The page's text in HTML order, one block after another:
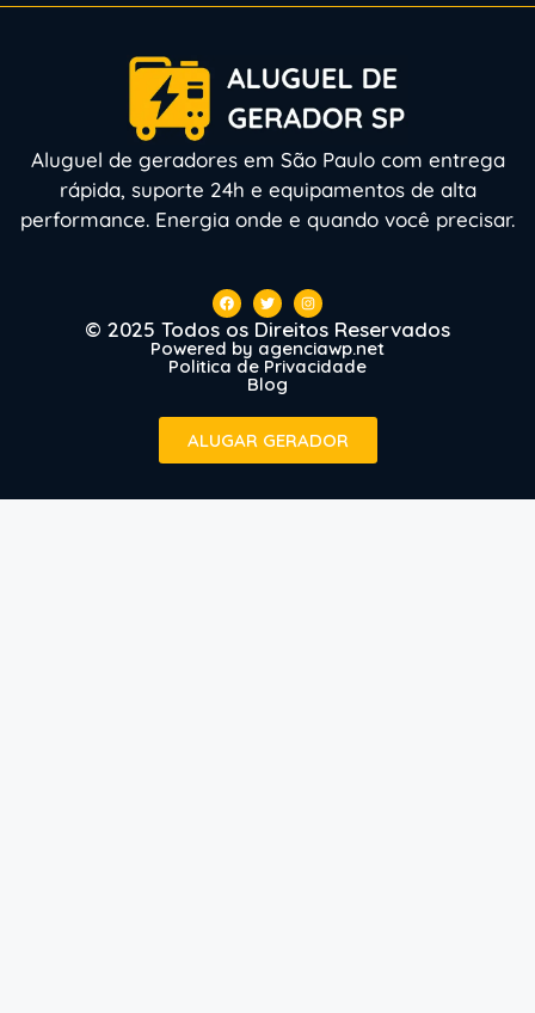
Aluguel de geradores em São Paulo com entrega
rápida, suporte 24h e equipamentos de alta
performance. Energia onde e quando você precisar.
© 2025 Todos os Direitos Reservados
Powered by agenciawp.net
Politica de Privacidade
Blog
ALUGAR GERADOR